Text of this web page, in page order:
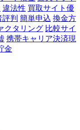
違法性 買取サイト優
判 簡単申込 換金方
クタリング 比較サイ
携帯キャリア決済現
金